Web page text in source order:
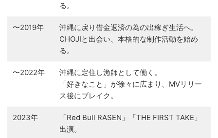
る。
〜2019年
沖縄に戻り借金返済の為の出稼ぎ生活へ。
CHOJIと出会い、本格的な制作活動を始め
る。
〜2022年
沖縄に定住し漁師として働く。
「好きなこと」が徐々に広まり、MVリリー
ス後にブレイク。
2023年
「Red Bull RASEN」「THE FIRST TAKE」
出演。